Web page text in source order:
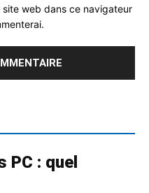
site web dans ce navigateur
PC : quel